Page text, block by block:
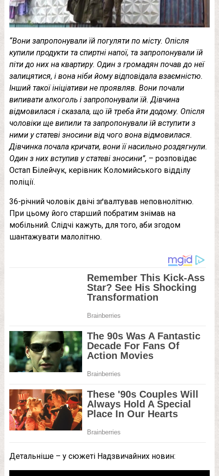
“Вони запропонували їй погуляти по місту. Опісля
купили продукти та спиртні напої, та запропонували їй
піти до них на квартиру. Один з громадян почав до неї
залицятися, і вона ніби йому відповідала взаємністю.
Інший такої ініціативи не проявляв. Вони почали
випивати алкоголь і запропонували їй. Дівчина
відмовилася і сказала, що їй треба йти додому. Опісля
чоловіки ще випили та запропонували їй вступити з
ними у статеві зносини від чого вона відмовилася.
Дівчинка почала кричати, вони її насильно роздягнули.
Один з них вступив у статеві зносини”, – розповідає
Остап Білейчук, керівник Коломийського відділу
поліції.
36-річний чоловік двічі зґвалтував неповнолітню.
При цьому його старший побратим знімав на
мобільний. Слідчі кажуть, для того, аби згодом
шантажувати малолітню.
Детальніше – у сюжеті Надзвичайних новин: